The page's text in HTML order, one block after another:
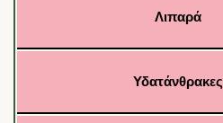
Λιπαρά
Υδατάνθρακες